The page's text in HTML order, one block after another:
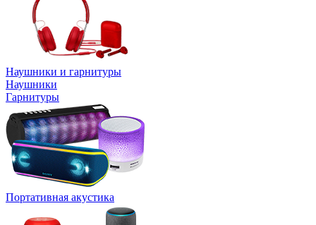
Наушники и гарнитуры
Наушники
Гарнитуры
Портативная акустика